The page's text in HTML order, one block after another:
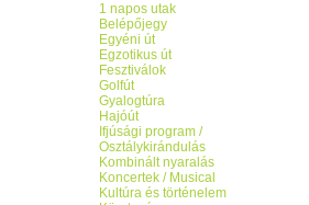
1 napos utak
Belépőjegy
Egyéni út
Egzotikus út
Fesztiválok
Golfút
Gyalogtúra
Hajóút
Ifjúsági program /
Osztálykirándulás
Kombinált nyaralás
Koncertek / Musical
Kultúra és történelem